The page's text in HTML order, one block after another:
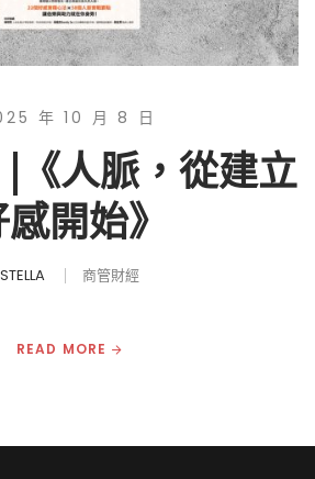
年 10 月 8 日
《人脈，從建立
開始》
STELLA 商管財經
READ MORE